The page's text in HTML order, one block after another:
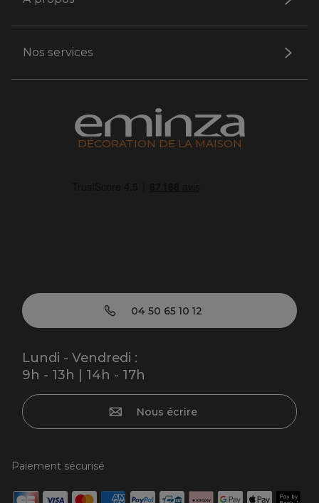
Nos services
DÉCORATION DE LA MAISON
04 50 65 10 12
Lundi - Vendredi :
9h - 13h | 14h - 17h
Nous écrire
Paiement sécurisé